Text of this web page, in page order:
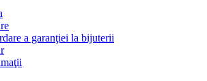
a garanţiei la bijuterii